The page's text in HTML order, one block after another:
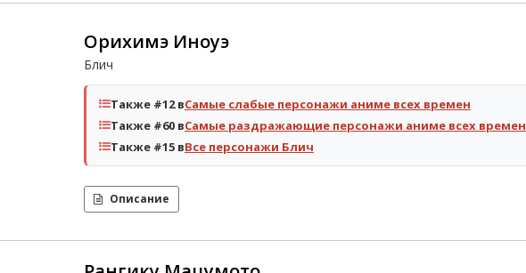
Орихимэ Иноуэ
Блич
Также #12 вСамые слабые персонажи аниме всех времен
Также #60 вСамые раздражающие персонажи аниме всех времен
Также #15 вВсе персонажи Блич
Описание